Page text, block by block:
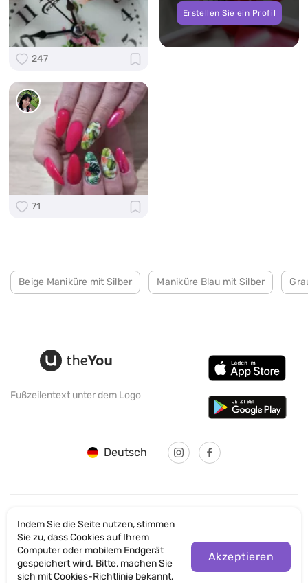
247
Erstellen Sie ein Profil
71
Beige Maniküre mit Silber Maniküre Blau mit Silber
Fußzeilentext unter dem Logo
Deutsch
© SANTICUM INTERNATIONAL LTD
Datenschutz
Indem Sie die Seite nutzen, stimmen
Sie zu, dass Cookies auf Ihrem
Computer oder mobilem Endgerät
gespeichert wird. Bitte, machen Sie
sich mit Cookies-Richtlinie bekannt.
Akzeptieren